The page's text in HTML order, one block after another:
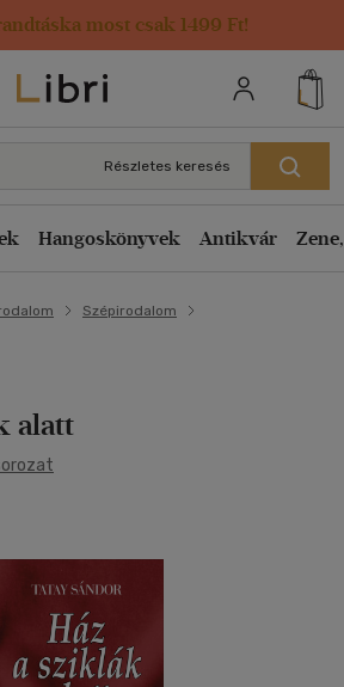
most csak 1499 Ft!
Kártya adatai
Részletes keresés
Hangoskönyvek Antikvár
Szépirodalom
alatt